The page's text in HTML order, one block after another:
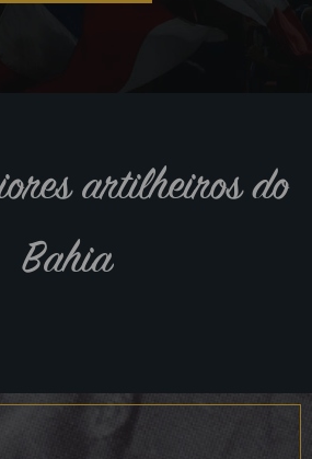
artilheiros do
Bahia